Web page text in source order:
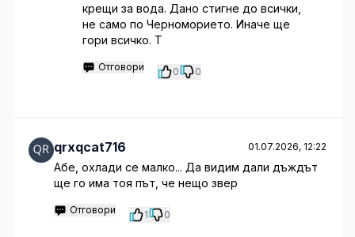
крещи за вода. Дано стигне до всички,
не само по Черноморието. Иначе ще
гори всичко. Т
Отговори 0 0
qrxqcat716 01.07.2026, 12:22
Абе, охлади се малко... Да видим дали дъждът
ще го има тоя път, че нещо звер
Отговори 1 0